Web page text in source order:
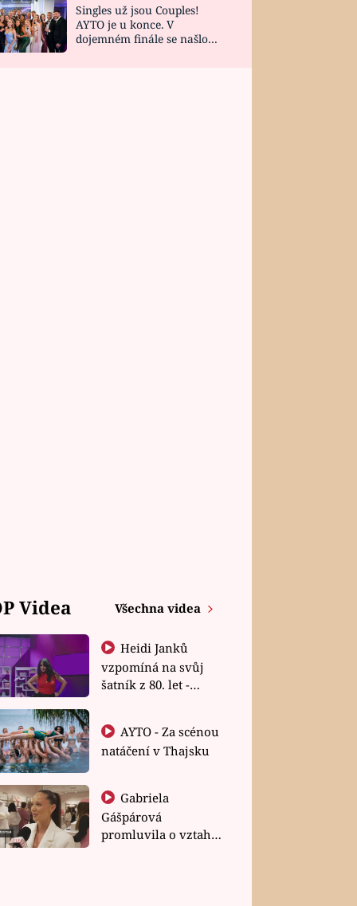
Singles už jsou Couples!
AYTO je u konce. V
dojemném finále se našlo
Videa Všechna videa
Heidi Janků
vzpomíná na svůj
šatník z 80. let -
natáčení v Thajsku
Gabriela
Gášpárová
promluvila o vztahu